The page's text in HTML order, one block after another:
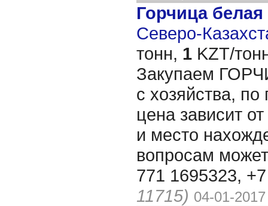
Горчица белая
Северо-
тонн, 1 KZT/
Закупаем
с хозяйства,
цена зависит
и место
вопросам
771 1695323,
11715) 04-01-2017